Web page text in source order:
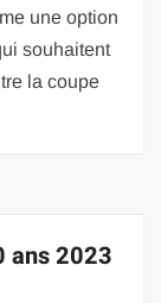
une option
souhaitent
la coupe
ans 2023